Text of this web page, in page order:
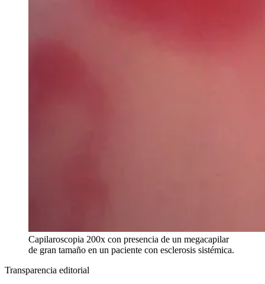
Capilaroscopia 200x con presencia de un megacapilar
de gran tamaño en un paciente con esclerosis sistémica.
Transparencia editorial